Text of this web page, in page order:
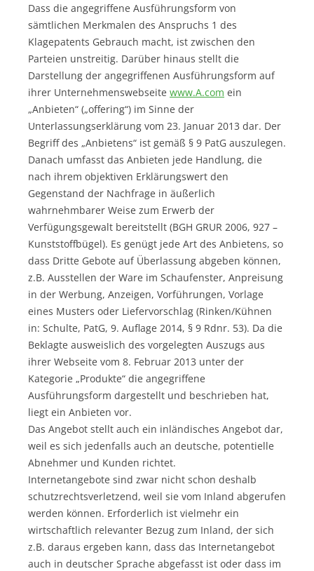
Dass die angegriffene Ausführungsform von
sämtlichen Merkmalen des Anspruchs 1 des
Klagepatents Gebrauch macht, ist zwischen den
Parteien unstreitig. Darüber hinaus stellt die
Darstellung der angegriffenen Ausführungsform auf
ihrer Unternehmenswebseite www.A.com ein
„Anbieten“ („offering“) im Sinne der
Unterlassungserklärung vom 23. Januar 2013 dar. Der
Begriff des „Anbietens“ ist gemäß § 9 PatG auszulegen.
Danach umfasst das Anbieten jede Handlung, die
nach ihrem objektiven Erklärungswert den
Gegenstand der Nachfrage in äußerlich
wahrnehmbarer Weise zum Erwerb der
Verfügungsgewalt bereitstellt (BGH GRUR 2006, 927 –
Kunststoffbügel). Es genügt jede Art des Anbietens, so
dass Dritte Gebote auf Überlassung abgeben können,
z.B. Ausstellen der Ware im Schaufenster, Anpreisung
in der Werbung, Anzeigen, Vorführungen, Vorlage
eines Musters oder Liefervorschlag (Rinken/Kühnen
in: Schulte, PatG, 9. Auflage 2014, § 9 Rdnr. 53). Da die
Beklagte ausweislich des vorgelegten Auszugs aus
ihrer Webseite vom 8. Februar 2013 unter der
Kategorie „Produkte“ die angegriffene
Ausführungsform dargestellt und beschrieben hat,
liegt ein Anbieten vor.
Das Angebot stellt auch ein inländisches Angebot dar,
weil es sich jedenfalls auch an deutsche, potentielle
Abnehmer und Kunden richtet.
Internetangebote sind zwar nicht schon deshalb
schutzrechtsverletzend, weil sie vom Inland abgerufen
werden können. Erforderlich ist vielmehr ein
wirtschaftlich relevanter Bezug zum Inland, der sich
z.B. daraus ergeben kann, dass das Internetangebot
auch in deutscher Sprache abgefasst ist oder dass im